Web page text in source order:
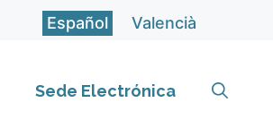
Español Valencià
Sede Electrónica